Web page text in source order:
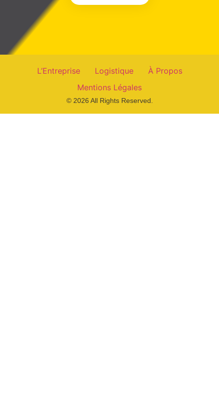
L’Entreprise Logistique
À Propos
Mentions Légales
© 2026 All Rights Reserved.